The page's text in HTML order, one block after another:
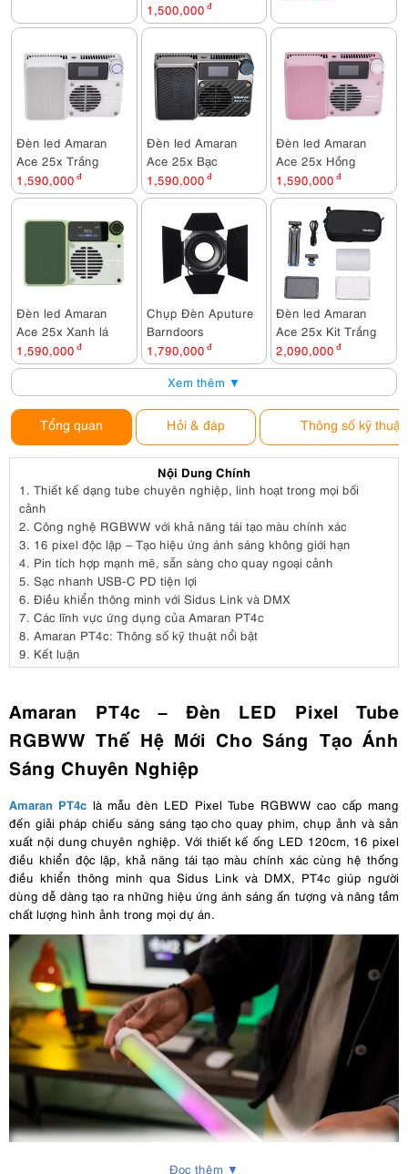
1,500,000 đ
Đèn led Amaran
Ace 25x Trắng
1,590,000 đ
Đèn led Amaran
Ace 25x Bạc
1,590,000 đ
Đèn led Amaran
Ace 25x Hồng
1,590,000 đ
Đèn led Amaran
Ace 25x Xanh lá
1,590,000 đ
Chụp Đèn Aputure
Barndoors
1,790,000 đ
Đèn led Amaran
Ace 25x Kit Trắng
2,090,000 đ
Xem thêm ▼
Tổng quan Hỏi & đáp Thông số kỹ thuật
Nội Dung Chính
1. Thiết kế dạng tube chuyên nghiệp, linh hoạt trong mọi bối
cảnh
2. Công nghệ RGBWW với khả năng tái tạo màu chính xác
3. 16 pixel độc lập – Tạo hiệu ứng ánh sáng không giới hạn
4. Pin tích hợp mạnh mẽ, sẵn sàng cho quay ngoại cảnh
5. Sạc nhanh USB-C PD tiện lợi
6. Điều khiển thông minh với Sidus Link và DMX
7. Các lĩnh vực ứng dụng của Amaran PT4c
8. Amaran PT4c: Thông số kỹ thuật nổi bật
9. Kết luận
Amaran PT4c – Đèn LED Pixel Tube
RGBWW Thế Hệ Mới Cho Sáng Tạo Ánh
Sáng Chuyên Nghiệp
Amaran PT4c là mẫu đèn LED Pixel Tube RGBWW cao cấp mang
đến giải pháp chiếu sáng sáng tạo cho quay phim, chụp ảnh và sản
xuất nội dung chuyên nghiệp. Với thiết kế ống LED 120cm, 16 pixel
điều khiển độc lập, khả năng tái tạo màu chính xác cùng hệ thống
điều khiển thông minh qua Sidus Link và DMX, PT4c giúp người
dùng dễ dàng tạo ra những hiệu ứng ánh sáng ấn tượng và nâng tầm
chất lượng hình ảnh trong mọi dự án.
Đọc thêm ▼